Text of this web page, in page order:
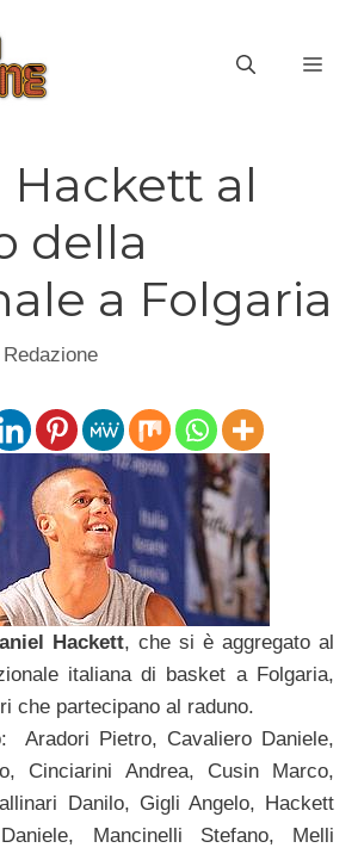
Hackett al
della
a Folgaria
Redazione
Hackett, che si è aggregato al
italiana di basket a Folgaria,
che partecipano al raduno.
Aradori Pietro, Cavaliero Daniele,
Cinciarini Andrea, Cusin Marco,
Danilo, Gigli Angelo, Hackett
Mancinelli Stefano, Melli